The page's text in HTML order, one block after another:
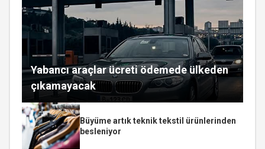
Yabancı araçlar ücreti ödemede ülkeden
çıkamayacak
Büyüme artık teknik tekstil ürünlerinden
besleniyor